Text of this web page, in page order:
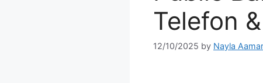
Telefon
12/10/2025 by Nayla